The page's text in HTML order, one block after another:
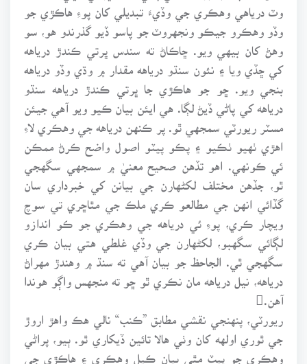
وٽ درياهي وهڪري جي وڏيءَ تبديلي کان پوءِ هاڪڙي جو
وڏو وهڪرو جيڪو ونجهروٽ جو پاسو ڏيو گذرندو هو، سو
وهڻ کان بيهي ويو. ڇاڪاڻ ته سندس ڀرتي ڪندڙ درياهه
کي ڇڏي ويا ۽ نئون سنڌو درياهه مقدار ۾ وڌي وڏو درياهه
بنجي ويو. ڇو جو هاڪڙي جا ڀرتي ڪندڙ درياهه سنڌو
درياهه کي پاڻي ڏيڻ لڳا. هي ايئن بيان ڪيو ويو آهي جيئن
مسٽر ريورٽي سمجهي ٿو. پر ڪنهن درياهه جي وهڪري لاءِ
اهڙي ٺهيو ٺڪيو ۽ پڪو پيٽو اصول واضح ڪرڻ ممڪن
ئي ڪونهي. اهو تڏهن صحيح معنيٰ ۾ سمجهي سگهجي
ٿو، جڏهن مختلف لکڻهارن جي بيانن کي خبرداري سان
گڏائي انهن جي مطالعو ڪري ملڪ جي مٿاڇري تي سوچ
ويچار ڪري، پوءِ ئي درياهه جي وهڪري جو ڪو اندازو
لڳائي سگهبو، لکڻهارن جي وڏي غلطي هتي بيان ڪري
سگهجي ٿي. الجاحظ جو بيان آهي ته سنڌ ۾ وهندڙ مهراڻ
درياهه، نيل درياهه مان نڪري ٿو ڇو ته منجهس واڳو هوندا
آهن.
ريورٽي، پنهنجي نقشي مطابق ”ڪنب“ نالي هڪ واهڙ اروڙ
جي ٿوري اولهه کان وٺي هالا تائين ڏيکاري ٿو. ٻيو، پراڻي
وهڪري جو پيٽ مٿي بيان ڪيل وهڪري ۽ هاڪڙي جي